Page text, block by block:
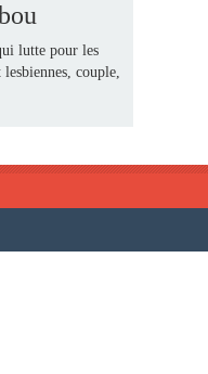
lutte pour les
lesbiennes, couple,